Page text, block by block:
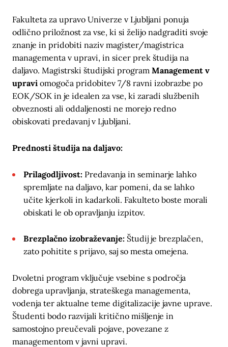
Fakulteta za upravo Univerze v Ljubljani ponuja
odlično priložnost za vse, ki si želijo nadgraditi svoje
znanje in pridobiti naziv magister/magistrica
managementa v upravi, in sicer prek študija na
daljavo. Magistrski študijski program Management v
upravi omogoča pridobitev 7/8 ravni izobrazbe po
EOK/SOK in je idealen za vse, ki zaradi službenih
obveznosti ali oddaljenosti ne morejo redno
obiskovati predavanj v Ljubljani.
Prednosti študija na daljavo:
Prilagodljivost: Predavanja in seminarje lahko
spremljate na daljavo, kar pomeni, da se lahko
učite kjerkoli in kadarkoli. Fakulteto boste morali
obiskati le ob opravljanju izpitov.
Brezplačno izobraževanje: Študij je brezplačen,
zato pohitite s prijavo, saj so mesta omejena.
Dvoletni program vključuje vsebine s področja
dobrega upravljanja, strateškega managementa,
vodenja ter aktualne teme digitalizacije javne uprave.
Študenti bodo razvijali kritično mišljenje in
samostojno preučevali pojave, povezane z
managementom v javni upravi.